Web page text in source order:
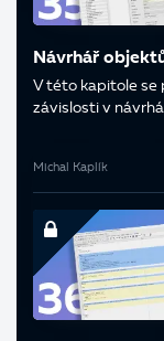
Návrhář
V této kapitole se
závislosti v
Michal Kaplík